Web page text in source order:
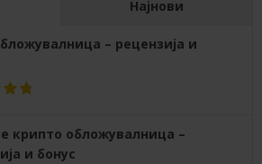
Најнови
– рецензија и
крипто обложувалница –
и бонус